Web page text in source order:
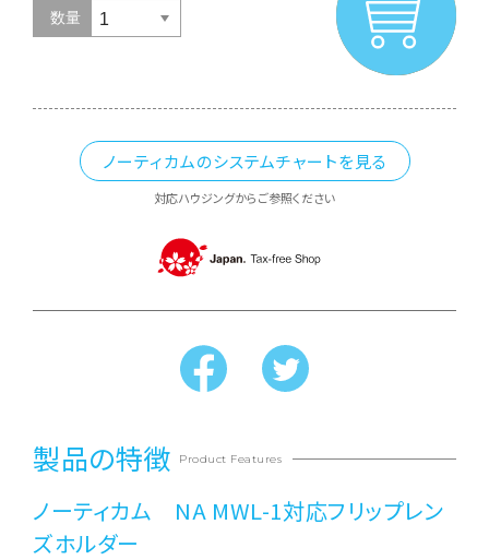
数量
ノーティカムのシステムチャートを見る
対応ハウジングからご参照ください
製品の特徴 Product Features
ノーティカム NA MWL-1対応フリップレン
ズホルダー